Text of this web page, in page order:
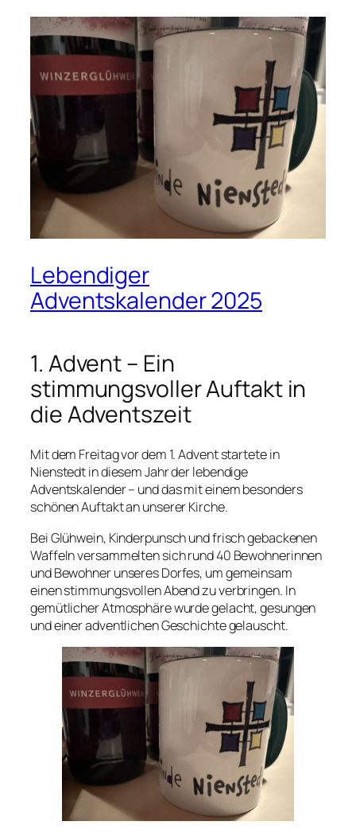
Lebendiger
Adventskalender 2025
1. Advent – Ein
stimmungsvoller Auftakt in
die Adventszeit
Mit dem Freitag vor dem 1. Advent startete in
Nienstedt in diesem Jahr der lebendige
Adventskalender – und das mit einem besonders
schönen Auftakt an unserer Kirche.
Bei Glühwein, Kinderpunsch und frisch gebackenen
Waffeln versammelten sich rund 40 Bewohnerinnen
und Bewohner unseres Dorfes, um gemeinsam
einen stimmungsvollen Abend zu verbringen. In
gemütlicher Atmosphäre wurde gelacht, gesungen
und einer adventlichen Geschichte gelauscht.